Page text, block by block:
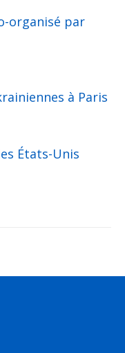
organisé par
à Paris
États-Unis